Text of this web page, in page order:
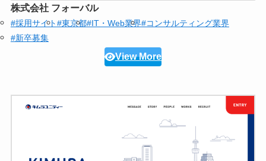
株式会社 フォーバル
#採用サイト#東京都#IT・Web業界#コンサルティング業界
#新卒募集
View More